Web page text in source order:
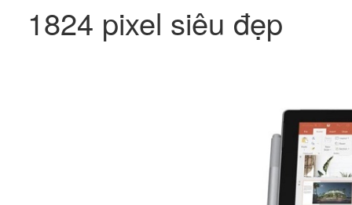
1824 pixel siêu đẹp